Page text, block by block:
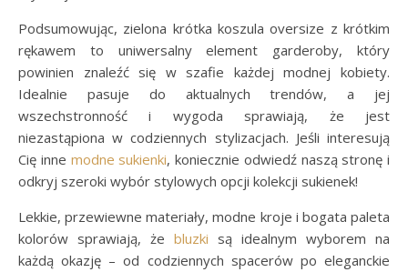
Podsumowując, zielona krótka koszula oversize z krótkim
rękawem to uniwersalny element garderoby, który
powinien znaleźć się w szafie każdej modnej kobiety.
Idealnie pasuje do aktualnych trendów, a jej
wszechstronność i wygoda sprawiają, że jest
niezastąpiona w codziennych stylizacjach. Jeśli interesują
Cię inne modne sukienki, koniecznie odwiedź naszą stronę i
odkryj szeroki wybór stylowych opcji kolekcji sukienek!
Lekkie, przewiewne materiały, modne kroje i bogata paleta
kolorów sprawiają, że bluzki są idealnym wyborem na
każdą okazję – od codziennych spacerów po eleganckie